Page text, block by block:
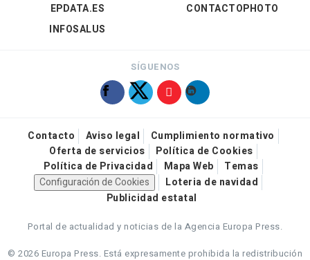
EPDATA.ES
INFOSALUS
CONTACTOPHOTO
SÍGUENOS
Contacto Aviso legal
Cumplimiento normativo
Oferta de servicios
Política de Cookies
Política de Privacidad
Mapa Web
Temas
Configuración de Cookies
Loteria de navidad
Publicidad estatal
Portal de actualidad y noticias de la Agencia Europa Press.
© 2026 Europa Press. Está expresamente prohibida la redistribución